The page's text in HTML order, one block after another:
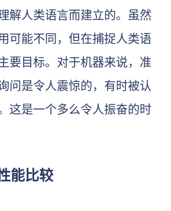
解人类语言而建立的。虽然
可能不同，但在捕捉人类语
要目标。对于机器来说，准
问是令人震惊的，有时被认
这是一个多么令人振奋的时
能比较